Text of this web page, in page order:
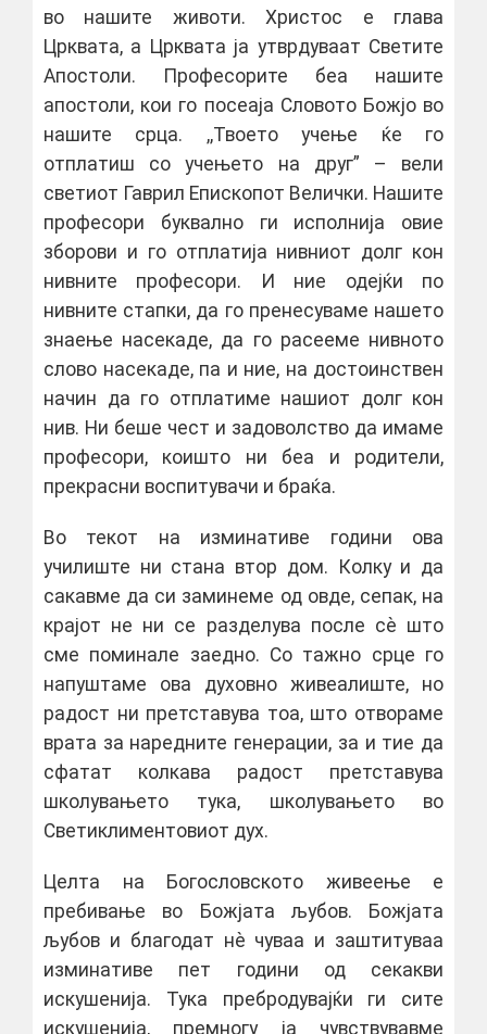
во нашите животи. Христос е глава
Црквата, а Црквата ја утврдуваат Светите
Апостоли. Професорите беа нашите
апостоли, кои го посеаја Словото Божјо во
нашите срца. ,,Твоето учење ќе го
отплатиш со учењето на друг” – вели
светиот Гаврил Епископот Велички. Нашите
професори буквално ги исполнија овие
зборови и го отплатија нивниот долг кон
нивните професори. И ние одејќи по
нивните стапки, да го пренесуваме нашето
знаење насекаде, да го расееме нивното
слово насекаде, па и ние, на достоинствен
начин да го отплатиме нашиот долг кон
нив. Ни беше чест и задоволство да имаме
професори, коишто ни беа и родители,
прекрасни воспитувачи и браќа.
Во текот на изминативе години ова
училиште ни стана втор дом. Колку и да
сакавме да си заминеме од овде, сепак, на
крајот не ни се разделува после сѐ што
сме поминале заедно. Со тажно срце го
напуштаме ова духовно живеалиште, но
радост ни претставува тоа, што отвораме
врата за наредните генерации, за и тие да
сфатат колкава радост претставува
школувањето тука, школувањето во
Светиклиментовиот дух.
Целта на Богословското живеење е
пребивање во Божјата љубов. Божјата
љубов и благодат нѐ чуваа и заштитуваа
изминативе пет години од секакви
искушенија. Тука пребродувајќи ги сите
искушенија, премногу ја чувствувавме